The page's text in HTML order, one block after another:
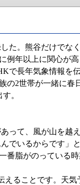
た。熊谷だけでな
例年以上に関心が
で長年気象情報を
の2世帯が一緒に春
。
って、風が山を越
でいるからです」
番脂がのっている時
ることです。天気